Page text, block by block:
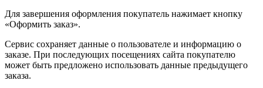
Для завершения оформления покупатель нажимает кнопку
«Оформить заказ».
Сервис сохраняет данные о пользователе и информацию о
заказе. При последующих посещениях сайта покупателю
может быть предложено использовать данные предыдущего
заказа.